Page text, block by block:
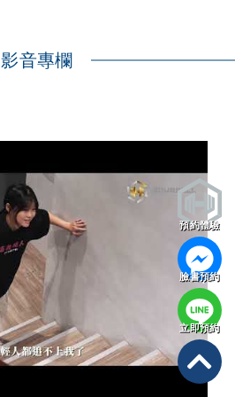
影音專欄
預約體驗
臉書預約
立即預約